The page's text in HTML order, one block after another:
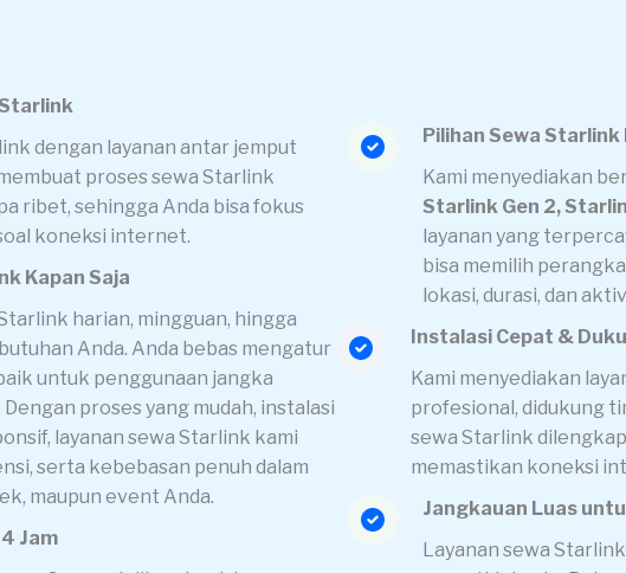
dengan layanan antar jemput
proses sewa Starlink
ribet, sehingga Anda bisa fokus
koneksi internet.
Kapan Saja
harian, mingguan, hingga
Anda. Anda bebas mengatur
untuk penggunaan jangka
proses yang mudah, instalasi
layanan sewa Starlink kami
serta kebebasan penuh dalam
maupun event Anda.
Jam
Pilihan Sewa
Kami menyediakan
Starlink Gen 2,
layanan yang
bisa memilih
lokasi, durasi, dan
Instalasi Cepat &
Kami menyediakan
profesional, didukung
sewa Starlink
memastikan koneksi
Jangkauan Luas
Layanan sewa